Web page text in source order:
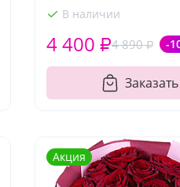
В наличии
4 890 ₽ -
4 400 ₽
Заказать
Акция